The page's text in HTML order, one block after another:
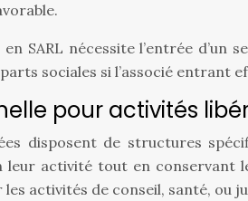
SARL nécessite l’entrée
sociales si l’associé
pour activités
disposent de structures
leur activité tout en conservant
activités de conseil, santé, ou